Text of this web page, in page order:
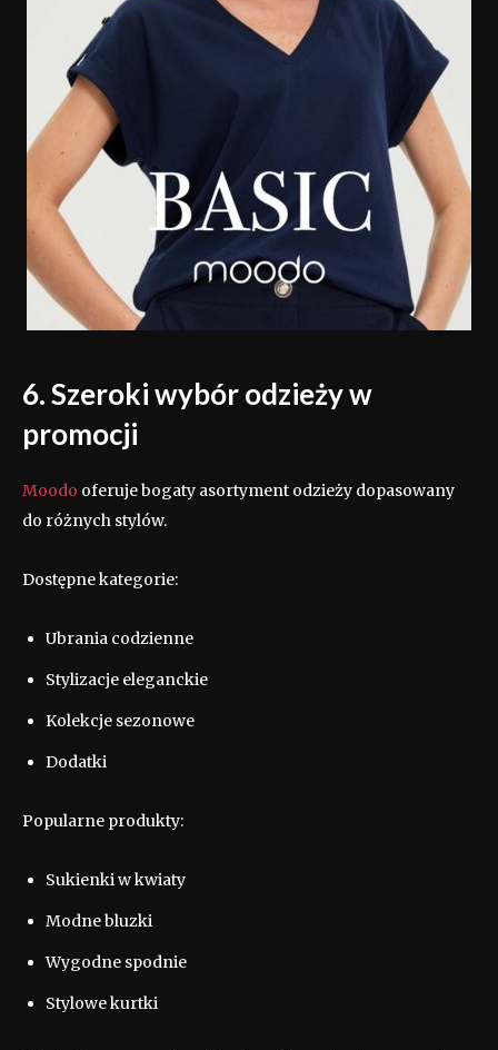
6. Szeroki wybór odzieży w
promocji
Moodo oferuje bogaty asortyment odzieży dopasowany
do różnych stylów.
Dostępne kategorie:
Ubrania codzienne
Stylizacje eleganckie
Kolekcje sezonowe
Dodatki
Popularne produkty:
Sukienki w kwiaty
Modne bluzki
Wygodne spodnie
Stylowe kurtki